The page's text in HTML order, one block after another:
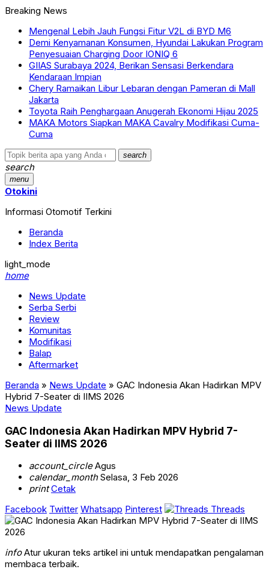
Breaking News
Mengenal Lebih Jauh Fungsi Fitur V2L di BYD M6
Demi Kenyamanan Konsumen, Hyundai Lakukan Program
Penyesuaian Charging Door IONIQ 6
GIIAS Surabaya 2024, Berikan Sensasi Berkendara
Kendaraan Impian
Chery Ramaikan Libur Lebaran dengan Pameran di Mall
Jakarta
Toyota Raih Penghargaan Anugerah Ekonomi Hijau 2025
MAKA Motors Siapkan MAKA Cavalry Modifikasi Cuma-
Cuma
search
search
menu
Otokini
Informasi Otomotif Terkini
Beranda
Index Berita
light_mode
home
News Update
Serba Serbi
Review
Komunitas
Modifikasi
Balap
Aftermarket
Beranda » News Update » GAC Indonesia Akan Hadirkan MPV
Hybrid 7-Seater di IIMS 2026
News Update
GAC Indonesia Akan Hadirkan MPV Hybrid 7-
Seater di IIMS 2026
account_circleAgus
calendar_monthSelasa, 3 Feb 2026
print Cetak
Facebook Twitter Whatsapp Pinterest Threads
infoAtur ukuran teks artikel ini untuk mendapatkan pengalaman
membaca terbaik.